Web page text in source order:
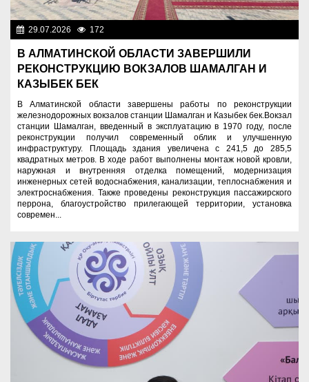
29.07.2026 172
В АЛМАТИНСКОЙ ОБЛАСТИ ЗАВЕРШИЛИ
РЕКОНСТРУКЦИЮ ВОКЗАЛОВ ШАМАЛГАН И
КАЗЫБЕК БЕК
В Алматинской области завершены работы по реконструкции
железнодорожных вокзалов станции Шамалган и Казыбек бек.Вокзал
станции Шамалган, введенный в эксплуатацию в 1970 году, после
реконструкции получил современный облик и улучшенную
инфраструктуру. Площадь здания увеличена с 241,5 до 285,5
квадратных метров. В ходе работ выполнены монтаж новой кровли,
наружная и внутренняя отделка помещений, модернизация
инженерных сетей водоснабжения, канализации, теплоснабжения и
электроснабжения. Также проведены реконструкция пассажирского
перрона, благоустройство прилегающей территории, установка
современ...